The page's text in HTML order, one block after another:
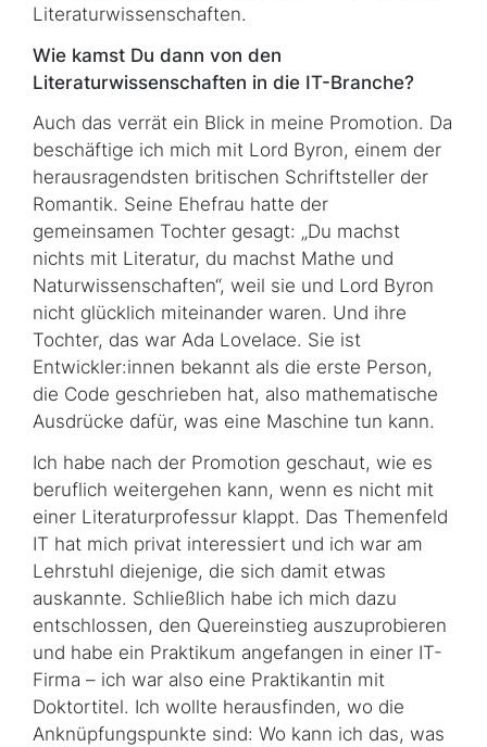
Literaturwissenschaften.
Wie kamst Du dann von den
Literaturwissenschaften in die IT-Branche?
Auch das verrät ein Blick in meine Promotion. Da
beschäftige ich mich mit Lord Byron, einem der
herausragendsten britischen Schriftsteller der
Romantik. Seine Ehefrau hatte der
gemeinsamen Tochter gesagt: „Du machst
nichts mit Literatur, du machst Mathe und
Naturwissenschaften“, weil sie und Lord Byron
nicht glücklich miteinander waren. Und ihre
Tochter, das war Ada Lovelace. Sie ist
Entwickler:innen bekannt als die erste Person,
die Code geschrieben hat, also mathematische
Ausdrücke dafür, was eine Maschine tun kann.
Ich habe nach der Promotion geschaut, wie es
beruflich weitergehen kann, wenn es nicht mit
einer Literaturprofessur klappt. Das Themenfeld
IT hat mich privat interessiert und ich war am
Lehrstuhl diejenige, die sich damit etwas
auskannte. Schließlich habe ich mich dazu
entschlossen, den Quereinstieg auszuprobieren
und habe ein Praktikum angefangen in einer IT-
Firma – ich war also eine Praktikantin mit
Doktortitel. Ich wollte herausfinden, wo die
Anknüpfungspunkte sind: Wo kann ich das, was